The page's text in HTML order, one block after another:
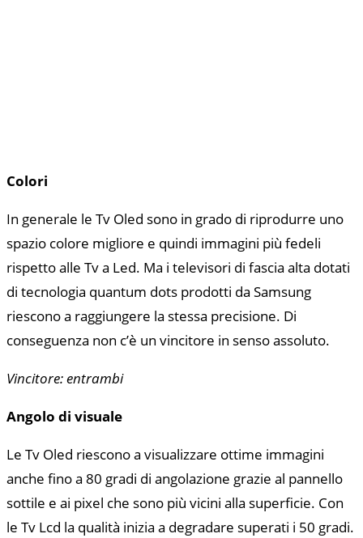
Colori
In generale le Tv Oled sono in grado di riprodurre uno
spazio colore migliore e quindi immagini più fedeli
rispetto alle Tv a Led. Ma i televisori di fascia alta dotati
di tecnologia quantum dots prodotti da Samsung
riescono a raggiungere la stessa precisione. Di
conseguenza non c’è un vincitore in senso assoluto.
Vincitore: entrambi
Angolo di visuale
Le Tv Oled riescono a visualizzare ottime immagini
anche fino a 80 gradi di angolazione grazie al pannello
sottile e ai pixel che sono più vicini alla superficie. Con
le Tv Lcd la qualità inizia a degradare superati i 50 gradi.